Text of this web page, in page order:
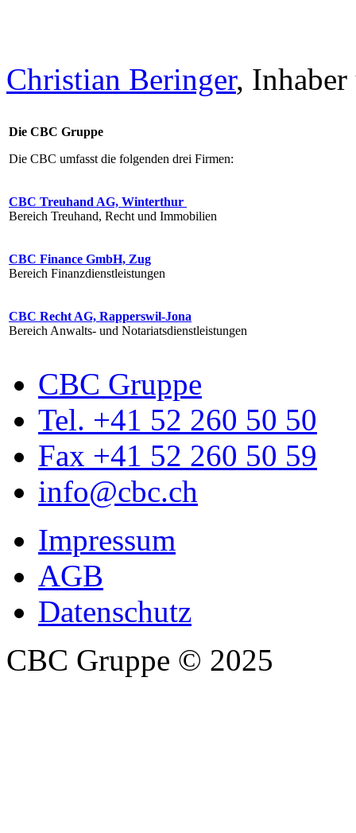
Christian Beringer, Inhaber
Die CBC Gruppe
Die CBC umfasst die folgenden drei Firmen:
CBC Treuhand AG, Winterthur
Bereich Treuhand, Recht und Immobilien
CBC Finance GmbH, Zug
Bereich Finanzdienstleistungen
CBC Recht AG, Rapperswil-Jona
Bereich Anwalts- und Notariatsdienstleistungen
CBC Gruppe
Tel. +41 52 260 50 50
Fax +41 52 260 50 59
info@cbc.ch
Impressum
AGB
Datenschutz
CBC Gruppe © 2025